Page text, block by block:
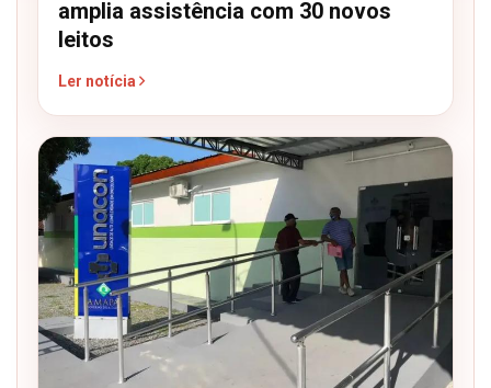
amplia assistência com 30 novos
leitos
Ler notícia